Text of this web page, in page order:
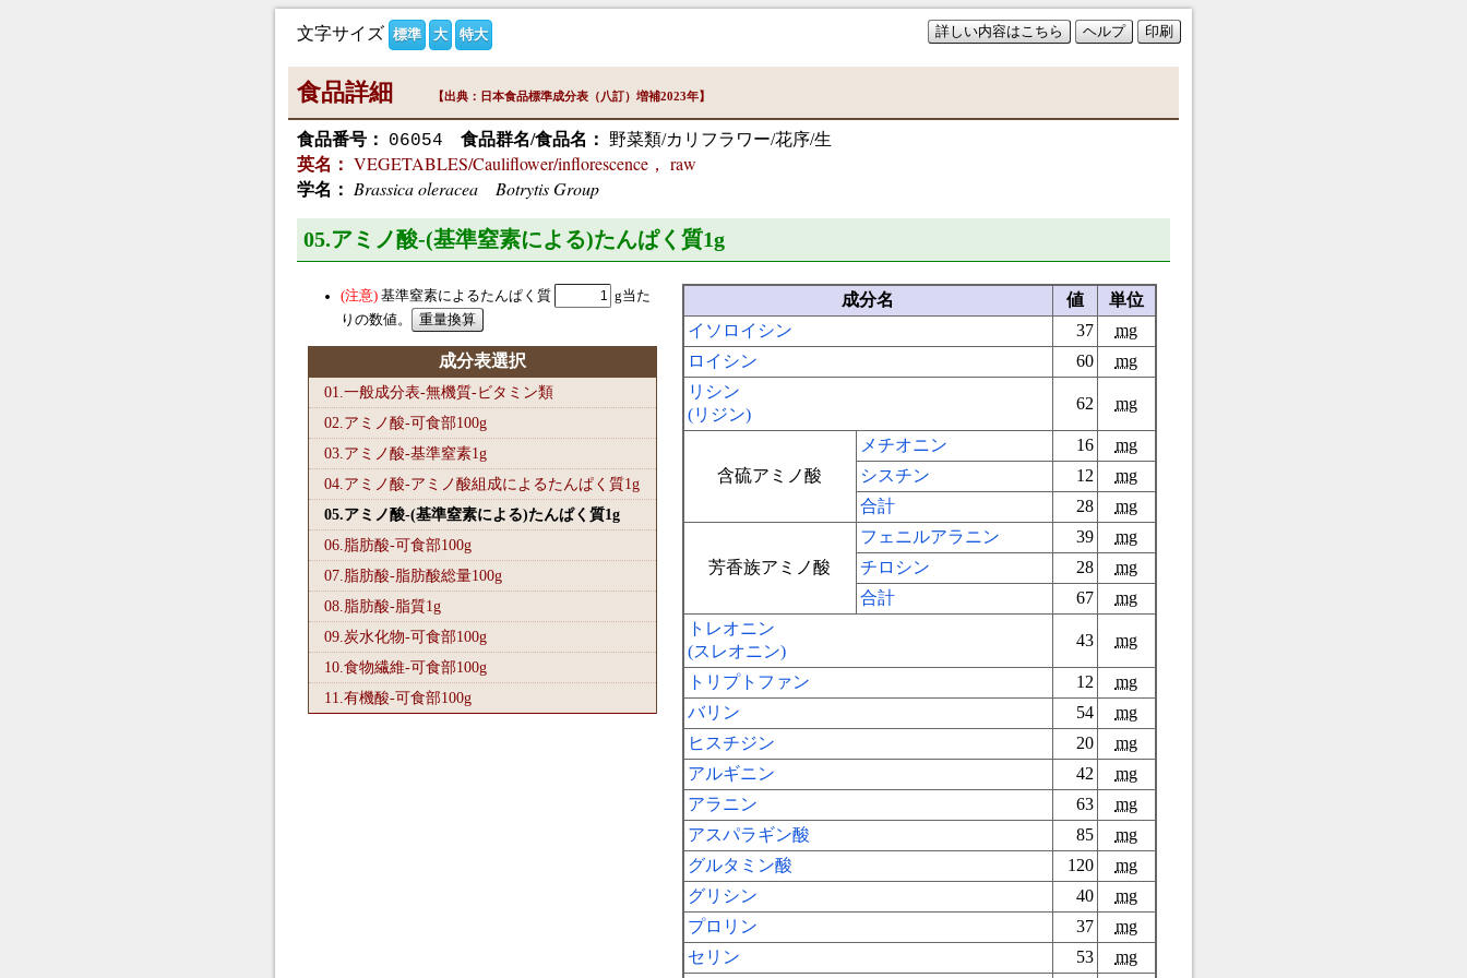
詳しい内容はこちら ヘルプ 印刷
文字サイズ 標準 大 特大
食品詳細 【出典：日本食品標準成分表（八訂）増補2023年】
食品番号： 06054 食品群名/食品名：
野菜類/カリフラワー/花序/生
英名： VEGETABLES/Cauliflower/inflorescence， raw
学名： Brassica oleracea Botrytis Group
05.アミノ酸-(基準窒素による)たんぱく質1g
基準窒素によるたんぱく質
g当た
りの数値。
成分表選択
01.一般成分表-無機質-ビタミン類
02.アミノ酸-可食部100g
03.アミノ酸-基準窒素1g
04.アミノ酸-アミノ酸組成によるたんぱく質1g
05.アミノ酸-(基準窒素による)たんぱく質1g
06.脂肪酸-可食部100g
07.脂肪酸-脂肪酸総量100g
08.脂肪酸-脂質1g
09.炭水化物-可食部100g
10.食物繊維-可食部100g
11.有機酸-可食部100g
成分名 値
単位
イソロイシン
37
mg
ロイシン
60
mg
リシン
(リジン)
62 mg
含硫アミノ酸
メチオニン 16
mg
シスチン
12
mg
合計
28 mg
芳香族アミノ酸
フェニルアラニン 39
mg
チロシン
28
mg
合計
67
mg
トレオニン
(スレオニン)
43 mg
トリプトファン 12
mg
バリン
54
mg
ヒスチジン
20
mg
アルギニン
42
mg
アラニン
63
mg
アスパラギン酸
85
mg
グルタミン酸
120
mg
グリシン
40
mg
プロリン
37
mg
セリン
53 mg